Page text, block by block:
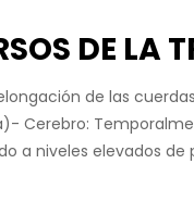
DE LA
de las
Cerebro:
a niveles elevados